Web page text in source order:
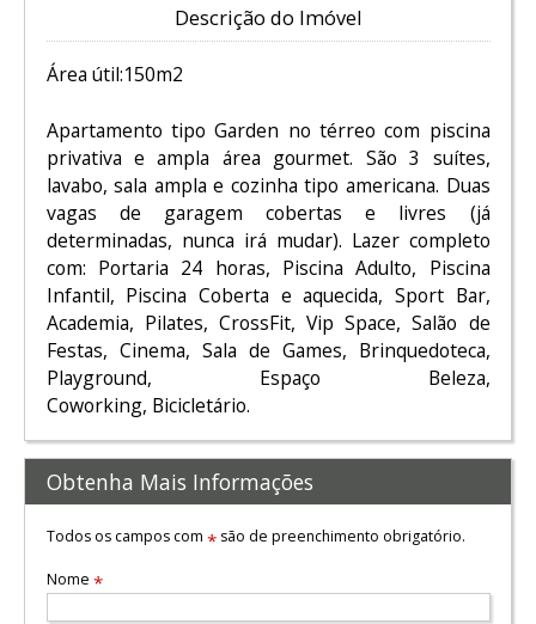
Descrição do Imóvel
Área útil:150m2
Apartamento tipo Garden no térreo com piscina
privativa e ampla área gourmet. São 3 suítes,
lavabo, sala ampla e cozinha tipo americana. Duas
vagas de garagem cobertas e livres (já
determinadas, nunca irá mudar). Lazer completo
com: Portaria 24 horas, Piscina Adulto, Piscina
Infantil, Piscina Coberta e aquecida, Sport Bar,
Academia, Pilates, CrossFit, Vip Space, Salão de
Festas, Cinema, Sala de Games, Brinquedoteca,
Playground, Espaço Beleza,
Coworking, Bicicletário.
Obtenha Mais Informações
Todos os campos com *são de preenchimento obrigatório.
Nome *